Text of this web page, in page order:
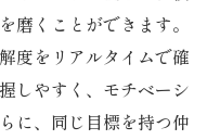
磨くことができます。
度をリアルタイムで確
しやすく、モチベーシ
に、同じ目標を持つ仲